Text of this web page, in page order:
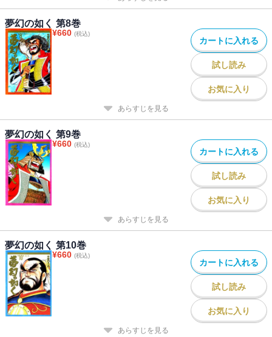
夢幻の如く 第8巻
¥660 (税込)
カートに入れる
試し読み
お気に入り
あらすじを見る
夢幻の如く 第9巻
¥660 (税込)
カートに入れる
試し読み
お気に入り
あらすじを見る
夢幻の如く 第10巻
¥660 (税込)
カートに入れる
試し読み
お気に入り
あらすじを見る